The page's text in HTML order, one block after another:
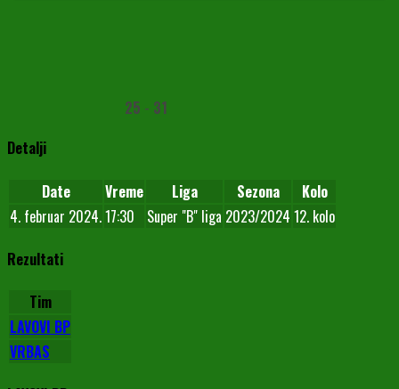
25 - 31
Detalji
Date Vreme Liga Sezona
Kolo
4. februar 2024.17:30 Super "B" liga 2023/2024 12. kolo
Rezultati
Tim
LAVOVI BP
VRBAS